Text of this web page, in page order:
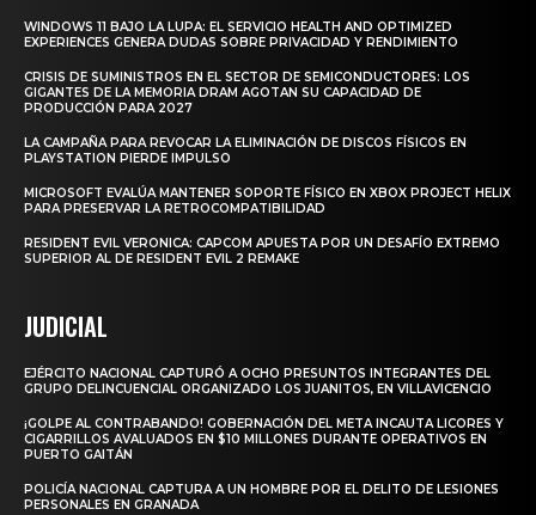
WINDOWS 11 BAJO LA LUPA: EL SERVICIO HEALTH AND OPTIMIZED
EXPERIENCES GENERA DUDAS SOBRE PRIVACIDAD Y RENDIMIENTO
CRISIS DE SUMINISTROS EN EL SECTOR DE SEMICONDUCTORES: LOS
GIGANTES DE LA MEMORIA DRAM AGOTAN SU CAPACIDAD DE
PRODUCCIÓN PARA 2027
LA CAMPAÑA PARA REVOCAR LA ELIMINACIÓN DE DISCOS FÍSICOS EN
PLAYSTATION PIERDE IMPULSO
MICROSOFT EVALÚA MANTENER SOPORTE FÍSICO EN XBOX PROJECT HELIX
PARA PRESERVAR LA RETROCOMPATIBILIDAD
RESIDENT EVIL VERONICA: CAPCOM APUESTA POR UN DESAFÍO EXTREMO
SUPERIOR AL DE RESIDENT EVIL 2 REMAKE
JUDICIAL
EJÉRCITO NACIONAL CAPTURÓ A OCHO PRESUNTOS INTEGRANTES DEL
GRUPO DELINCUENCIAL ORGANIZADO LOS JUANITOS, EN VILLAVICENCIO
¡GOLPE AL CONTRABANDO! GOBERNACIÓN DEL META INCAUTA LICORES Y
CIGARRILLOS AVALUADOS EN $10 MILLONES DURANTE OPERATIVOS EN
PUERTO GAITÁN
POLICÍA NACIONAL CAPTURA A UN HOMBRE POR EL DELITO DE LESIONES
PERSONALES EN GRANADA